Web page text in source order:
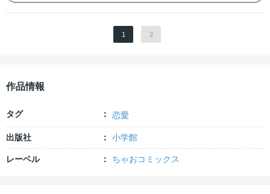
1 2
作品情報
タグ 恋愛
出版社 小学館
レーベル ちゃおコミックス